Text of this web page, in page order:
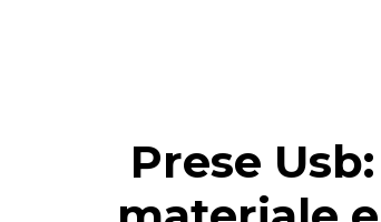
Prese